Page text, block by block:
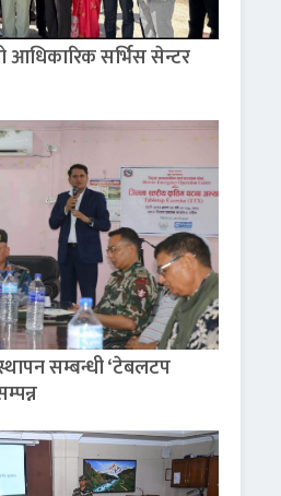
आधिकारिक सर्भिस सेन्टर
सम्बन्धी ‘टेबलटप